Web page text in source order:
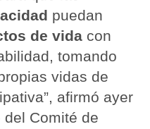
puedan
de vida con
tomando
vidas de
afirmó ayer
del Comité de